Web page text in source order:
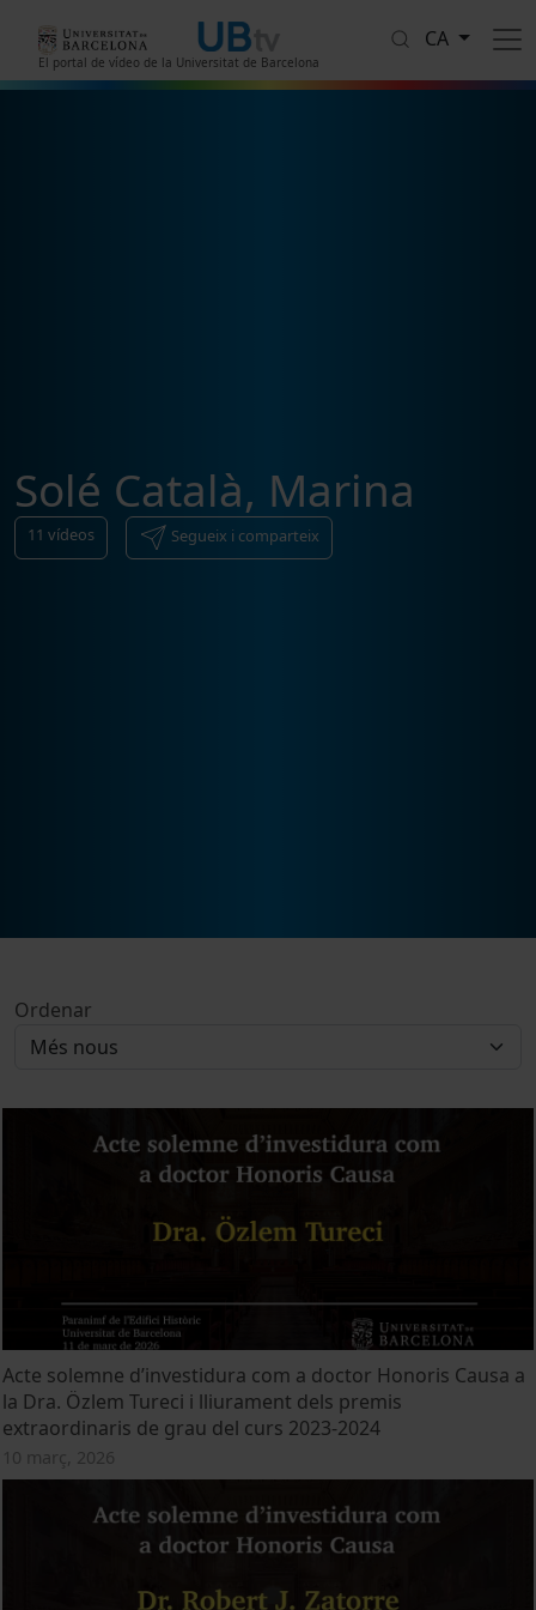
El portal de vídeo de la Universitat de Barcelona
CA
Solé Català, Marina
11 vídeos Segueix i comparteix
Ordenar
Acte solemne d’investidura com a doctor Honoris Causa a
la Dra. Özlem Tureci i lliurament dels premis
extraordinaris de grau del curs 2023-2024
10 març, 2026